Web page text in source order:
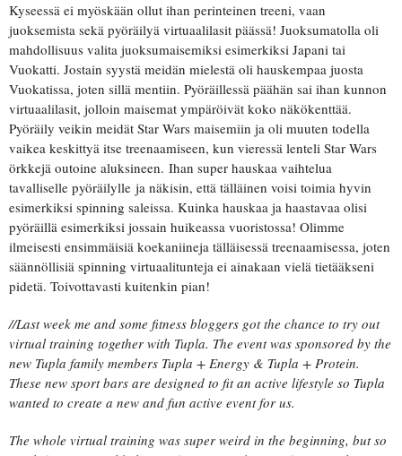
Kyseessä ei myöskään ollut ihan perinteinen treeni, vaan
juoksemista sekä pyöräilyä virtuaalilasit päässä! Juoksumatolla oli
mahdollisuus valita juoksumaisemiksi esimerkiksi Japani tai
Vuokatti. Jostain syystä meidän mielestä oli hauskempaa juosta
Vuokatissa, joten sillä mentiin. Pyöräillessä päähän sai ihan kunnon
virtuaalilasit, jolloin maisemat ympäröivät koko näkökenttää.
Pyöräily veikin meidät Star Wars maisemiin ja oli muuten todella
vaikea keskittyä itse treenaamiseen, kun vieressä lenteli Star Wars
örkkejä outoine aluksineen. Ihan super hauskaa vaihtelua
tavalliselle pyöräilylle ja näkisin, että tälläinen voisi toimia hyvin
esimerkiksi spinning saleissa. Kuinka hauskaa ja haastavaa olisi
pyöräillä esimerkiksi jossain huikeassa vuoristossa! Olimme
ilmeisesti ensimmäisiä koekaniineja tälläisessä treenaamisessa, joten
säännöllisiä spinning virtuaalitunteja ei ainakaan vielä tietääkseni
pidetä. Toivottavasti kuitenkin pian!
//Last week me and some fitness bloggers got the chance to try out
virtual training together with Tupla. The event was sponsored by the
new Tupla family members Tupla + Energy & Tupla + Protein.
These new sport bars are designed to fit an active lifestyle so Tupla
wanted to create a new and fun active event for us.
The whole virtual training was super weird in the beginning, but so